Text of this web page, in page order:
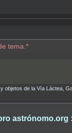
tema.*
objetos de la Vía Láctea,
astrónomo.org